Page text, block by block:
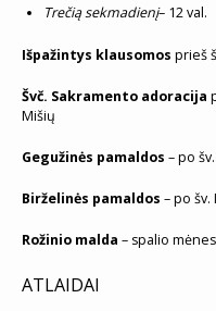
Trečią sekmadienį– 12 val.
Išpažintys klausomos prieš
Švč. Sakramento adoracija
Mišių
Gegužinės pamaldos – po
Birželinės pamaldos – po šv.
Rožinio malda – spalio
ATLAIDAI